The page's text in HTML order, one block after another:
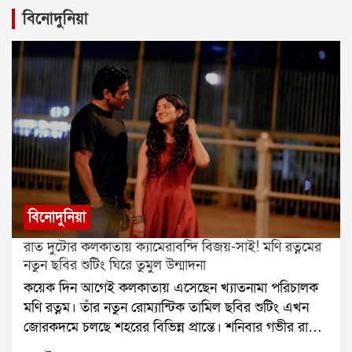
বিনোদুনিয়া
বিনোদুনিয়া
রাত দুটোর কলকাতায় ক্যামেরাবন্দি বিজয়-সাই! মণি রত্নমের
নতুন ছবির শুটিং ঘিরে তুমুল উন্মাদনা
কয়েক দিন আগেই কলকাতায় এসেছেন খ্যাতনামা পরিচালক
মণি রত্নম। তাঁর নতুন রোম্যান্টিক তামিল ছবির শুটিং এখন
জোরকদমে চলছে শহরের বিভিন্ন প্রান্তে। শনিবার গভীর রাতে
হাওড়া ব্রিজে ছবির একটি গুরুত্বপূর্ণ দৃশ্যের শুটিং করেন বিজয়